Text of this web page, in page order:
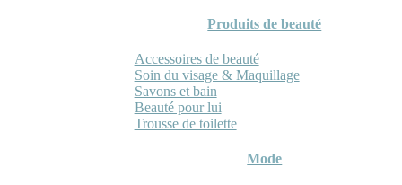
Produits de beauté
Accessoires de beauté
Soin du visage & Maquillage
Savons et bain
Beauté pour lui
Trousse de toilette
Mode